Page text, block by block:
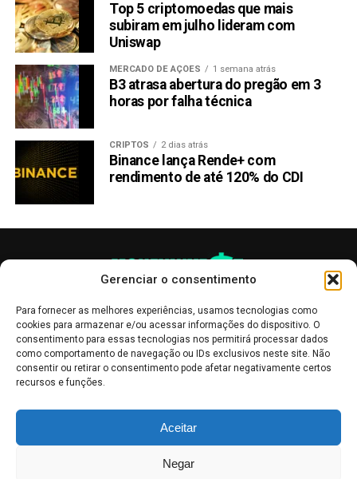
Gerenciar o consentimento
Para fornecer as melhores experiências, usamos tecnologias como
cookies para armazenar e/ou acessar informações do dispositivo. O
consentimento para essas tecnologias nos permitirá processar dados
como comportamento de navegação ou IDs exclusivos neste site. Não
consentir ou retirar o consentimento pode afetar negativamente certos
recursos e funções.
Aceitar
Negar
Top 5 criptomoedas que mais
subiram em julho lideram com
Uniswap
MERCADO DE AÇÕES 1 semana atrás
B3 atrasa abertura do pregão em 3
horas por falha técnica
CRIPTOS 2 dias atrás
Binance lança Rende+ com
rendimento de até 120% do CDI
informativo, servindo como boletins de divulgação, e não devem ser
interpretadas como recomendações de investimento.Leia mais
Bolsa de Valores